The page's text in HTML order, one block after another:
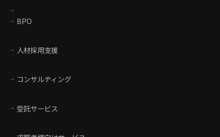
BPO
人材採用支援
コンサルティング
受託サービス